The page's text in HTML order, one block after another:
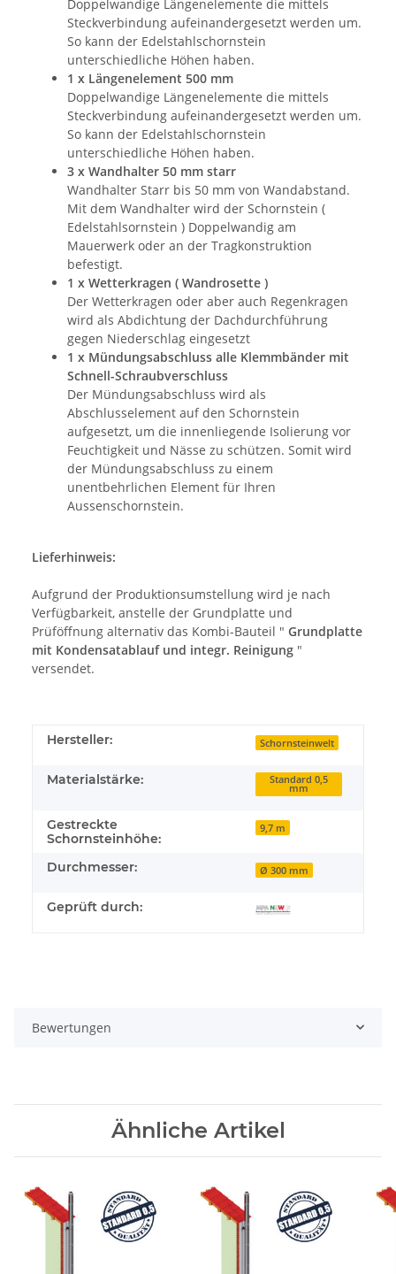
Doppelwandige Längenelemente die mittels
Steckverbindung aufeinandergesetzt werden um.
So kann der Edelstahlschornstein
unterschiedliche Höhen haben.
1 x Längenelement 500 mm
Doppelwandige Längenelemente die mittels
Steckverbindung aufeinandergesetzt werden um.
So kann der Edelstahlschornstein
unterschiedliche Höhen haben.
3 x Wandhalter 50 mm starr
Wandhalter Starr bis 50 mm von Wandabstand.
Mit dem Wandhalter wird der Schornstein (
Edelstahlsornstein ) Doppelwandig am
Mauerwerk oder an der Tragkonstruktion
befestigt.
1 x Wetterkragen ( Wandrosette )
Der Wetterkragen oder aber auch Regenkragen
wird als Abdichtung der Dachdurchführung
gegen Niederschlag eingesetzt
1 x Mündungsabschluss alle Klemmbänder mit
Schnell-Schraubverschluss
Der Mündungsabschluss wird als
Abschlusselement auf den Schornstein
aufgesetzt, um die innenliegende Isolierung vor
Feuchtigkeit und Nässe zu schützen. Somit wird
der Mündungsabschluss zu einem
unentbehrlichen Element für Ihren
Aussenschornstein.
Lieferhinweis:
Aufgrund der Produktionsumstellung wird je nach
Verfügbarkeit, anstelle der Grundplatte und
Prüföffnung alternativ das Kombi-Bauteil " Grundplatte
mit Kondensatablauf und integr. Reinigung "
versendet.
Hersteller: Schornsteinwelt
Materialstärke: Standard 0,5
mm
Gestreckte
Schornsteinhöhe:
9,7 m
Durchmesser: Ø 300 mm
Geprüft durch:
Bewertungen
Ähnliche Artikel